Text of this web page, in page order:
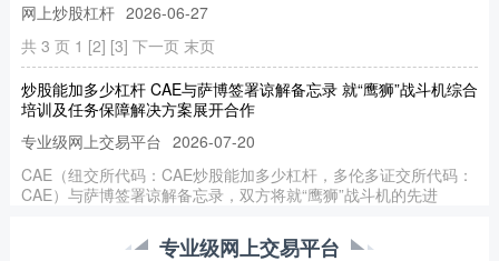
网上炒股杠杆 2026-06-27
共 3 页 1 [2] [3] 下一页 末页
炒股能加多少杠杆 CAE与萨博签署谅解备忘录 就“鹰狮”战斗机综合
培训及任务保障解决方案展开合作
专业级网上交易平台 2026-07-20
CAE（纽交所代码：CAE炒股能加多少杠杆，多伦多证交所代码：
CAE）与萨博签署谅解备忘录，双方将就“鹰狮”战斗机的先进
实盘配资安全吗 穆迪下调美国信用评级后 摩根士丹利策略师建议
专业级网上交易平台